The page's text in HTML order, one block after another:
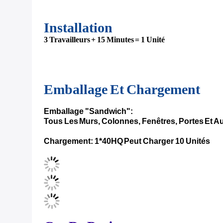
Nom de l'article
Récipient pliable en Z
Taille extérieure: 5900 mm ×
Taille interne: 5780 mm ×
Cadre supérieur